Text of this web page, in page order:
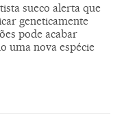
sueco alerta que
geneticamente
pode acabar
uma nova espécie